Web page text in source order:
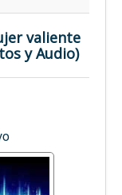
valiente
y Audio)